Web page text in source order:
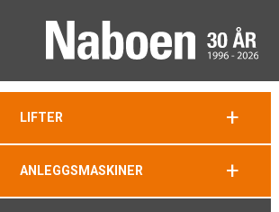
LIFTER +
ANLEGGSMASKINER +